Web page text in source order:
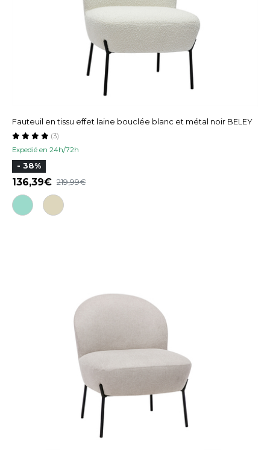
Fauteuil en tissu effet laine bouclée blanc et métal noir BELEY
Expedié en 24h/72h
(3)
- 38%
136,39 219,99